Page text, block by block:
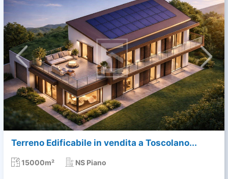
Terreno Edificabile in vendita a Toscolano...
15000m² NS Piano